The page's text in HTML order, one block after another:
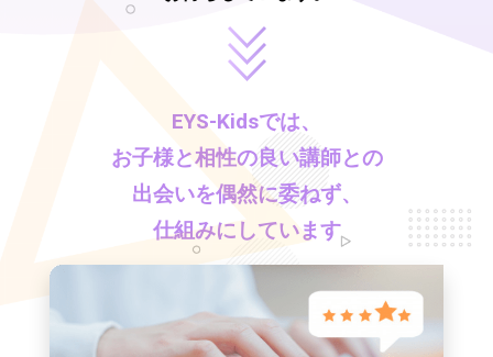
EYS-Kidsでは、
お子様と相性の良い講師との
出会いを偶然に委ねず、
仕組みにしています